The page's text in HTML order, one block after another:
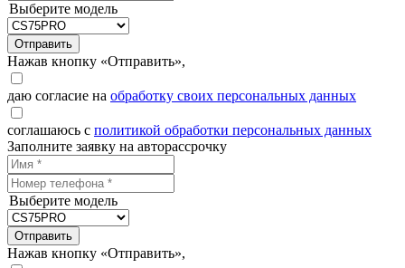
Выберите модель
Отправить
Нажав кнопку «Отправить»,
даю согласие на обработку своих персональных данных
соглашаюсь с политикой обработки персональных данных
Заполните заявку на авторассрочку
Выберите модель
Отправить
Нажав кнопку «Отправить»,